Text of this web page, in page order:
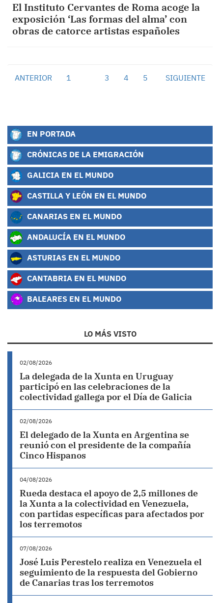
El Instituto Cervantes de Roma acoge la
exposición ‘Las formas del alma’ con
obras de catorce artistas españoles
ANTERIOR 1 3 4 5 SIGUIENTE
EN PORTADA
CRÓNICAS DE LA EMIGRACIÓN
GALICIA EN EL MUNDO
CASTILLA Y LEÓN EN EL MUNDO
CANARIAS EN EL MUNDO
ANDALUCÍA EN EL MUNDO
ASTURIAS EN EL MUNDO
CANTABRIA EN EL MUNDO
BALEARES EN EL MUNDO
LO MÁS VISTO
02/08/2026
La delegada de la Xunta en Uruguay
participó en las celebraciones de la
colectividad gallega por el Día de Galicia
02/08/2026
El delegado de la Xunta en Argentina se
reunió con el presidente de la compañía
Cinco Hispanos
04/08/2026
Rueda destaca el apoyo de 2,5 millones de
la Xunta a la colectividad en Venezuela,
con partidas específicas para afectados por
los terremotos
07/08/2026
José Luis Perestelo realiza en Venezuela el
seguimiento de la respuesta del Gobierno
de Canarias tras los terremotos